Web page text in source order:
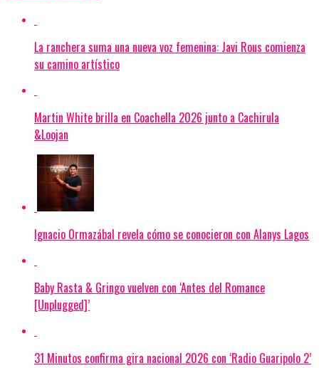
La ranchera suma una nueva voz femenina: Javi Rous comienza
su camino artístico
Martin White brilla en Coachella 2026 junto a Cachirula
&Loojan
Ignacio Ormazábal revela cómo se conocieron con Alanys Lagos
Baby Rasta & Gringo vuelven con ‘Antes del Romance
[Unplugged]’
31 Minutos confirma gira nacional 2026 con ‘Radio Guaripolo 2’